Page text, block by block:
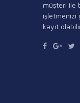
müşteri ile
işletmenizi
kayıt